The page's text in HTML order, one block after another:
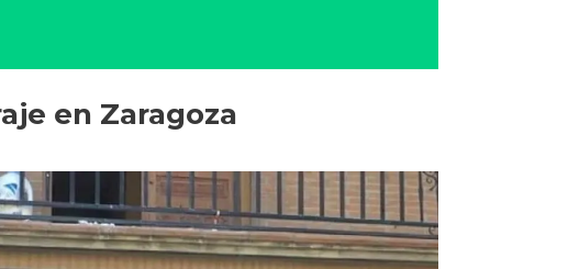
en Zaragoza